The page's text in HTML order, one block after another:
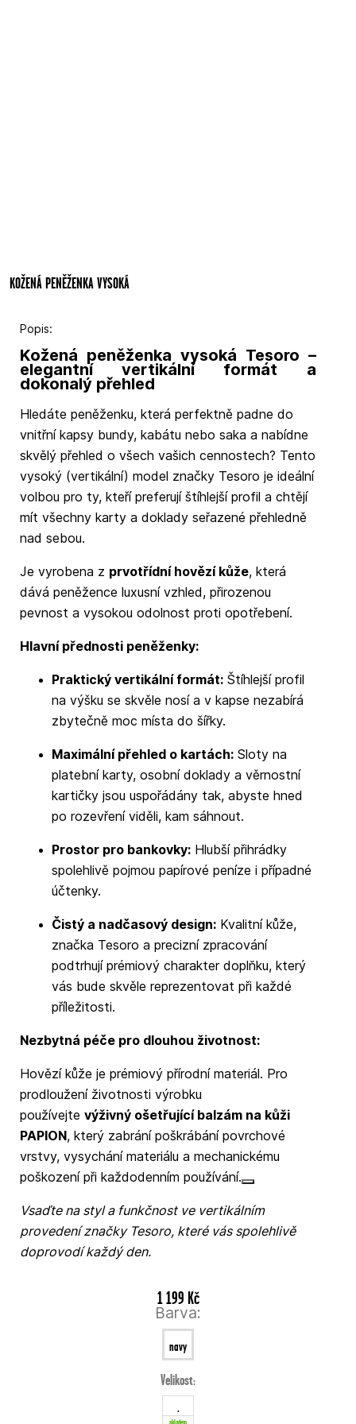
KOŽENÁ PENĚŽENKA VYSOKÁ
Popis:
Kožená peněženka vysoká Tesoro –
elegantní vertikální formát a
dokonalý přehled
Hledáte peněženku, která perfektně padne do
vnitřní kapsy bundy, kabátu nebo saka a nabídne
skvělý přehled o všech vašich cennostech? Tento
vysoký (vertikální) model značky Tesoro je ideální
volbou pro ty, kteří preferují štíhlejší profil a chtějí
mít všechny karty a doklady seřazené přehledně
nad sebou.
Je vyrobena z prvotřídní hovězí kůže, která
dává peněžence luxusní vzhled, přirozenou
pevnost a vysokou odolnost proti opotřebení.
Hlavní přednosti peněženky:
Praktický vertikální formát:Štíhlejší profil
na výšku se skvěle nosí a v kapse nezabírá
zbytečně moc místa do šířky.
Maximální přehled o kartách:Sloty na
platební karty, osobní doklady a věrnostní
kartičky jsou uspořádány tak, abyste hned
po rozevření viděli, kam sáhnout.
Prostor pro bankovky:Hlubší přihrádky
spolehlivě pojmou papírové peníze i případné
účtenky.
Čistý a nadčasový design:Kvalitní kůže,
značka Tesoro a precizní zpracování
podtrhují prémiový charakter doplňku, který
vás bude skvěle reprezentovat při každé
příležitosti.
Nezbytná péče pro dlouhou životnost:
Hovězí kůže je prémiový přírodní materiál. Pro
prodloužení životnosti výrobku
používejte výživný ošetřující balzám na kůži
PAPION, který zabrání poškrábání povrchové
vrstvy, vysychání materiálu a mechanickému
poškození při každodenním používání.
Vsaďte na styl a funkčnost ve vertikálním
provedení značky Tesoro, které vás spolehlivě
doprovodí každý den.
1 199 Kč
Barva:
navy
Velikost:
.
skladem